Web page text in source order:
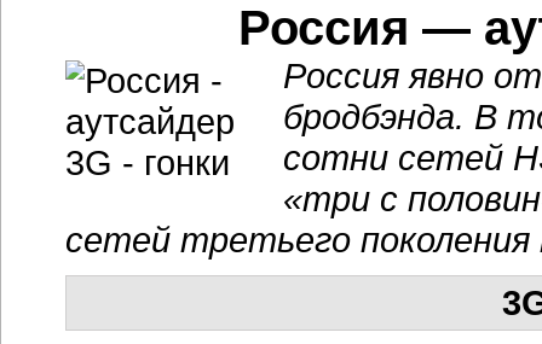
Россия —
Россия явно
бродбэнда. В
сотни сетей
«три с
сетей третьего